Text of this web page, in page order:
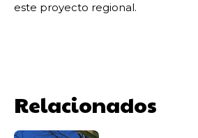
este proyecto regional.
Relacionados